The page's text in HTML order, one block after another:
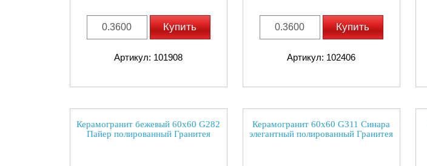
Купить
Артикул: 101908
Купить
Артикул: 102406
Керамогранит бежевый 60х60 G282
Пайер полированный Гранитея
Керамогранит 60х60 G311 Синара
элегантный полированный Гранитея